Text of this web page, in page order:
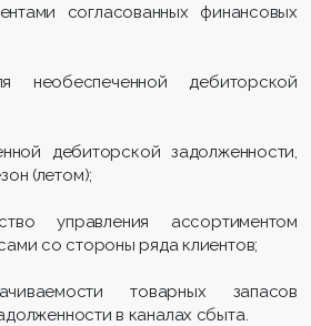
согласованных финансовых
необеспеченной дебиторской
дебиторской задолженности,
(летом);
управления ассортиментом
со стороны ряда клиентов;
товарных запасов
в каналах сбыта.